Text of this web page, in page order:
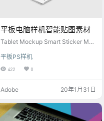
平板电脑样机智能贴图素材
Tablet Mockup Smart Sticker Mat
平板PS样机
422 0
Adobe 20年1月31日